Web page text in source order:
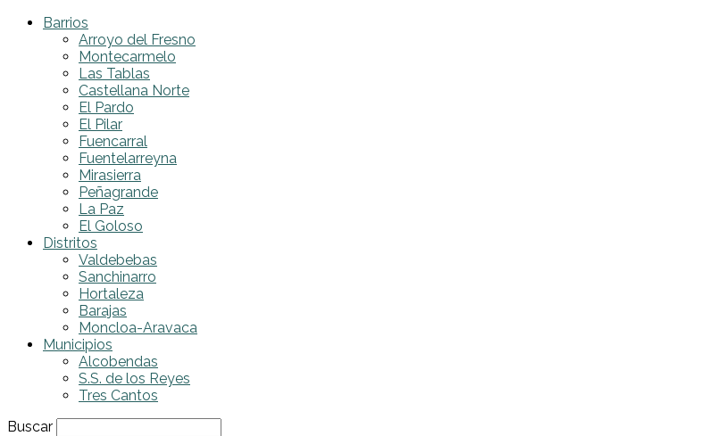
Barrios
Arroyo del Fresno
Montecarmelo
Las Tablas
Castellana Norte
El Pardo
El Pilar
Fuencarral
Fuentelarreyna
Mirasierra
Peñagrande
La Paz
El Goloso
Distritos
Valdebebas
Sanchinarro
Hortaleza
Barajas
Moncloa-Aravaca
Municipios
Alcobendas
S.S. de los Reyes
Tres Cantos
Buscar